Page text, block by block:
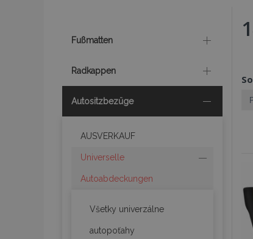
Fußmatten
Radkappen
Autositzbezüge
AUSVERKAUF
Universelle
Autoabdeckungen
Všetky univerzálne
autopoťahy